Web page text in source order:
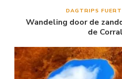
DAGTRIPS
Wandeling door de
de